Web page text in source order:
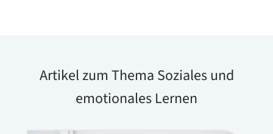
Artikel zum Thema Soziales und
emotionales Lernen